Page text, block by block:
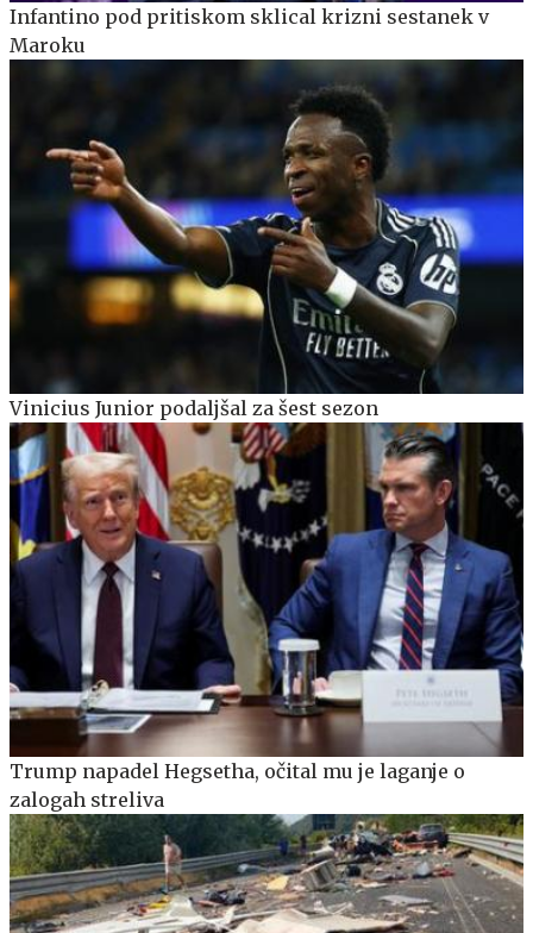
Infantino pod pritiskom sklical krizni sestanek v
Maroku
Vinicius Junior podaljšal za šest sezon
Trump napadel Hegsetha, očital mu je laganje o
zalogah streliva